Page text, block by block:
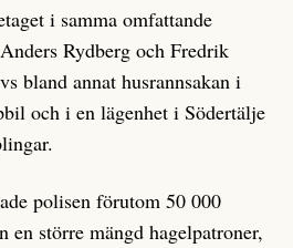
i samma omfattande
Rydberg och Fredrik
bland annat husrannsakan i
och i en lägenhet i Södertälje
polisen förutom 50 000
en större mängd hagelpatroner,